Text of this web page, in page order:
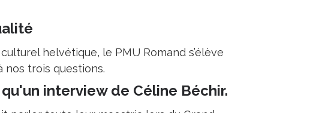
helvétique, le PMU Romand s’élève
nos trois questions.
interview de Céline Béchir.